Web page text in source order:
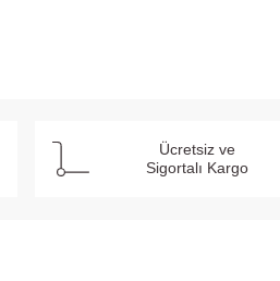
Ücretsiz ve
Sigortalı Kargo